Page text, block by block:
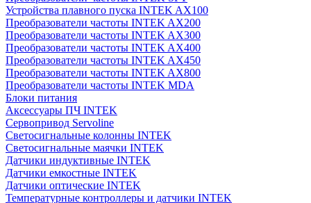
Устройства плавного пуска INTEK AX100
Преобразователи частоты INTEK AX200
Преобразователи частоты INTEK AX300
Преобразователи частоты INTEK AX400
Преобразователи частоты INTEK AX450
Преобразователи частоты INTEK AX800
Преобразователи частоты INTEK MDA
Блоки питания
Аксессуары ПЧ INTEK
Сервопривод Servoline
Светосигнальные колонны INTEK
Светосигнальные маячки INTEK
Датчики индуктивные INTEK
Датчики емкостные INTEK
Датчики оптические INTEK
Температурные контроллеры и датчики INTEK